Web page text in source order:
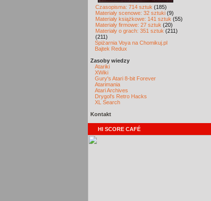
Czasopisma: 714 sztuk (185)
Materiały scenowe: 32 sztuki (9)
Materiały książkowe: 141 sztuk (55)
Materiały firmowe: 27 sztuk (20)
Materiały o grach: 351 sztuk (211)
(211)
Spiżarnia Voya na Chomikuj.pl
Bajtek Redux
Zasoby wiedzy
Atariki
XWiki
Gury's Atari 8-bit Forever
Atarimania
Atari Archives
Drygol's Retro Hacks
XL Search
Kontakt
HI SCORE CAFÉ